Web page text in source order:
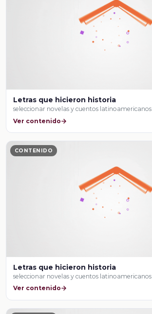
Letras que hicieron historia
seleccionar novelas y cuentos latinoamericanos
Ver contenido
CONTENIDO
Letras que hicieron historia
seleccionar novelas y cuentos latinoamericanos
Ver contenido